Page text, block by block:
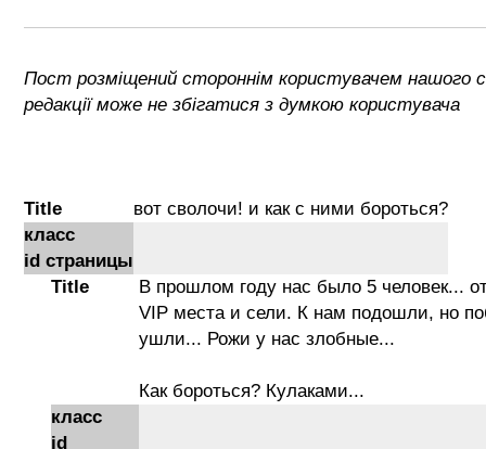
Пост розміщений стороннім користувачем нашого
редакції може не збігатися з думкою користувача
Title
вот сволочи! и как с ними бороться?
класс
id страницы
Title
В прошлом году нас было 5 человек...
VIP места и сели. К нам подошли, но
ушли... Рожи у нас злобные...
Как бороться? Кулаками...
класс
id